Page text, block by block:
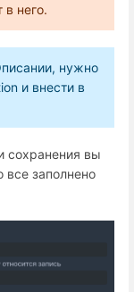
в него.
нужно
и внести в
сохранения вы
все заполнено